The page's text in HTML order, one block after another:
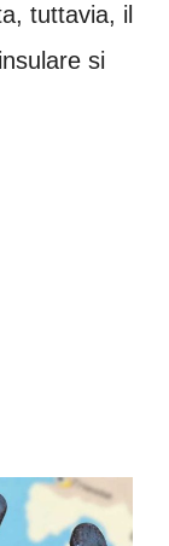
tuttavia, il
si